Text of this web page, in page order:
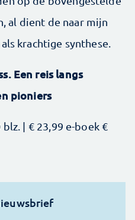
al dient de naar mijn
krachtige synthese.
Een reis langs
pioniers
| € 23,99 e-boek €